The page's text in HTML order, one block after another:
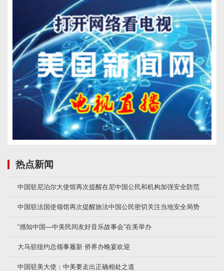
热点新闻
中国驻尼泊尔大使馆再次提醒在尼中国公民和机构加强安全防范
中国驻法国使领馆再次提醒旅法中国公民密切关注当地安全局势
“感知中国—中美民间友好音乐故事会”在美举办
大马驻纽约总领事履新 侨界办晚宴欢迎
中国驻美大使：中美要走出正确相处之道